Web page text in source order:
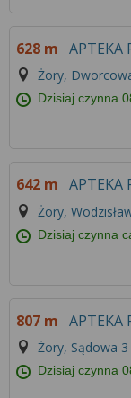
628 m APTEKA
Żory,
Dzisiaj czynna
642 m APTEKA
Żory,
Dzisiaj czynna
807 m APTEKA
Żory, Sądowa 3
Dzisiaj czynna